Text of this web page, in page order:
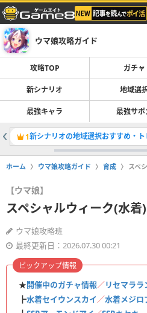
ウマ娘攻略ガイド
攻略TOP ガチャ
新シナリオ 地域選
最強キャラ 最強サポ
1新シナリオの地域選択おすすめ・
ホーム ウマ娘攻略ガイド 育成 スペ
【ウマ娘】
スペシャルウィーク(水
ウマ娘攻略班
最終更新日：2026.07.30 00:21
★開催中のガチャ情報／リセマララ
┣水着セイウンスカイ／水着メジロ
ピックアップ情報